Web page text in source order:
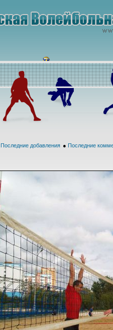
Последние добавления ● Последние